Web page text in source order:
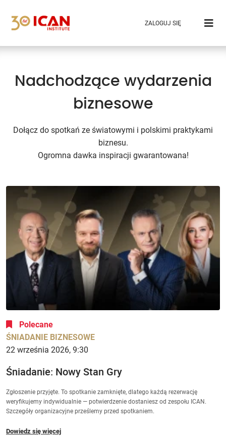
ZALOGUJ SIĘ
Nadchodzące wydarzenia
biznesowe
Dołącz do spotkań ze światowymi i polskimi praktykami
biznesu.
Ogromna dawka inspiracji gwarantowana!
Polecane
ŚNIADANIE BIZNESOWE
22 września 2026, 9:30
Śniadanie: Nowy Stan Gry
Zgłoszenie przyjęte. To spotkanie zamknięte, dlatego każdą rezerwację
weryfikujemy indywidualnie — potwierdzenie dostaniesz od zespołu ICAN.
Szczegóły organizacyjne prześlemy przed spotkaniem.
Dowiedz się więcej